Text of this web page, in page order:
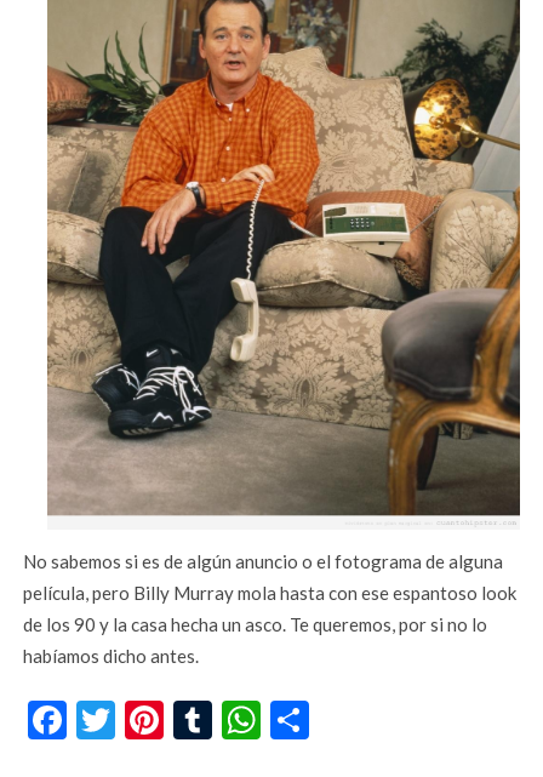
No sabemos si es de algún anuncio o el fotograma de alguna
película, pero Billy Murray mola hasta con ese espantoso look
de los 90 y la casa hecha un asco. Te queremos, por si no lo
habíamos dicho antes.
Facebook
Twitter
Pinterest
TumblrWhatsApp